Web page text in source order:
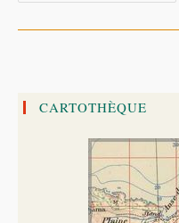
CARTOTHÈQUE